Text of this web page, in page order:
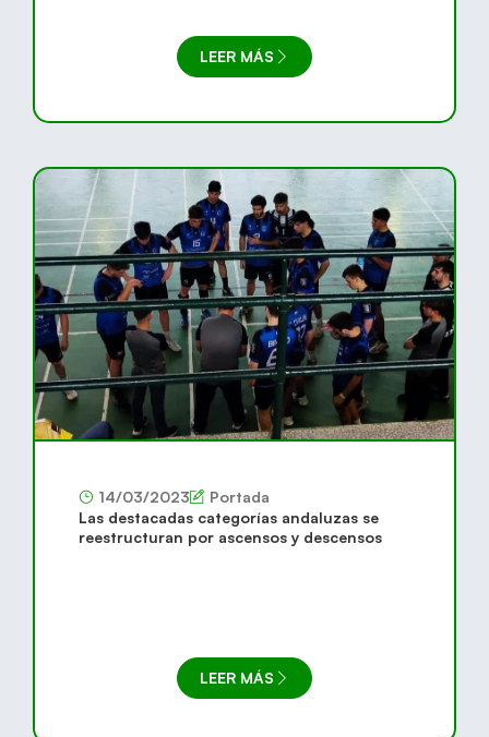
LEER MÁS
14/03/2023
Portada
Las destacadas categorías andaluzas se
reestructuran por ascensos y descensos
LEER MÁS